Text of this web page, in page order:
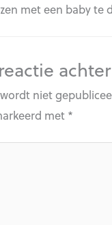
met een baby te
achter
niet
met *